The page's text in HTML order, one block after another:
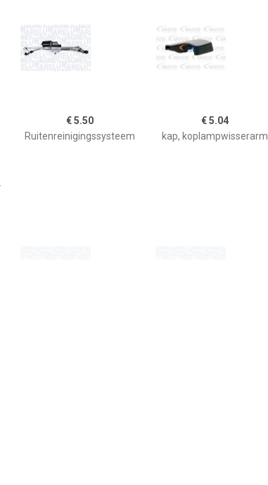
€ 5.50
Ruitenreinigingssysteem
€ 5.04
kap, koplampwisserarm